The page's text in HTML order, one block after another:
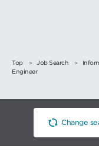
Top Job Search
Engineer
Change